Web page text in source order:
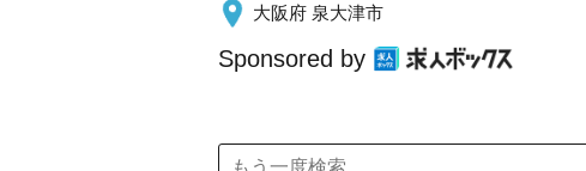
大阪府 泉大津市
Sponsored by